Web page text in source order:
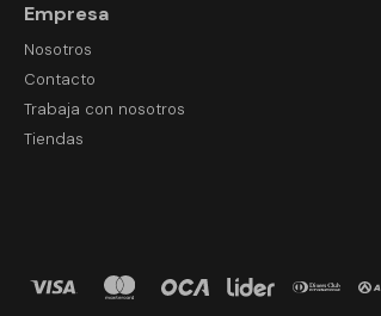
Empresa
Nosotros
Contacto
Trabaja con nosotros
Tiendas